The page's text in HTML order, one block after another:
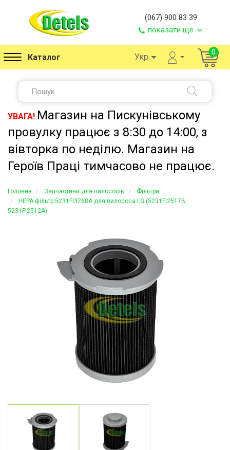
(067) 900 83 39
показати ще
Каталог Укр 0
УВАГА! Магазин на Пискунівському
провулку працює з 8:30 до 14:00, з
вівторка по неділю. Магазин на
Героїв Праці тимчасово не працює.
Головна Запчастини для пилососів
Фільтри
HEPA фільтр 5231FI3768A для пилососа LG (5231FI2517B,
5231FI2512A)